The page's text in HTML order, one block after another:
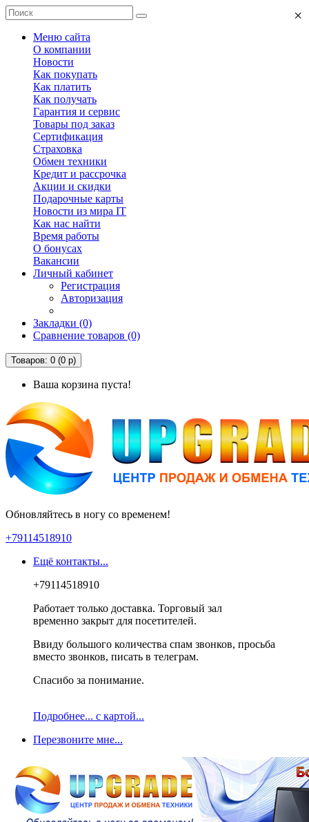
Меню сайта
О компании
Новости
Как покупать
Как платить
Как получать
Гарантия и сервис
Товары под заказ
Сертификация
Страховка
Обмен техники
Кредит и рассрочка
Акции и скидки
Подарочные карты
Новости из мира IT
Как нас найти
Время работы
О бонусах
Вакансии
Личный кабинет
Регистрация
Авторизация
Закладки (0)
Сравнение товаров (0)
Товаров: 0 (0 р)
Ваша корзина пуста!
Обновляйтесь в ногу со временем!
+79114518910
Ещё контакты...
×
+79114518910
Работает только доставка. Торговый зал
временно закрыт для посетителей.
Ввиду большого количества спам звонков, просьба
вместо звонков, писать в телеграм.
Спасибо за понимание.
Подробнее... с картой...
Перезвоните мне...